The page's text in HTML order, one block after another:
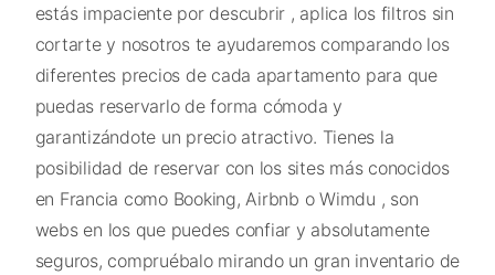
estás impaciente por descubrir , aplica los filtros sin
cortarte y nosotros te ayudaremos comparando los
diferentes precios de cada apartamento para que
puedas reservarlo de forma cómoda y
garantizándote un precio atractivo. Tienes la
posibilidad de reservar con los sites más conocidos
en Francia como Booking, Airbnb o Wimdu , son
webs en los que puedes confiar y absolutamente
seguros, compruébalo mirando un gran inventario de